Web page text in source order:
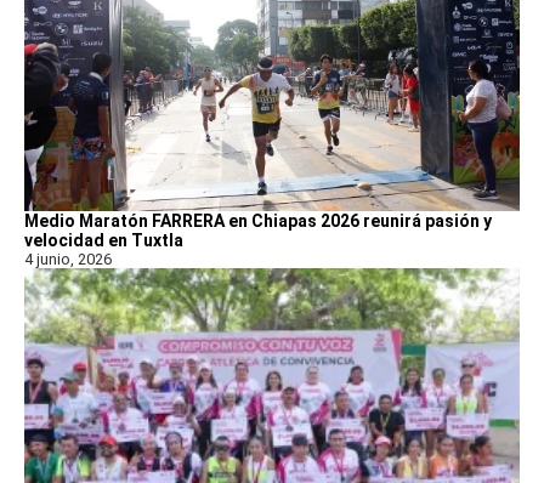
Medio Maratón FARRERA en Chiapas 2026 reunirá pasión y
velocidad en Tuxtla
4 junio, 2026